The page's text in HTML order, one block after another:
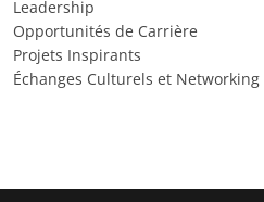
Leadership
Opportunités de Carrière
Projets Inspirants
Échanges Culturels et Networking